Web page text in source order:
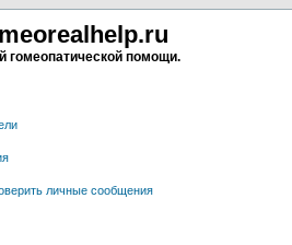
гомеопатической помощи.
личные сообщения